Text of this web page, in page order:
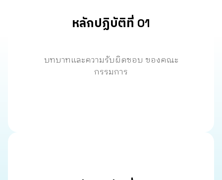
หลักปฏิบัติที่ 01
บทบาทและความรับผิดชอบ ของคณะ
กรรมการ